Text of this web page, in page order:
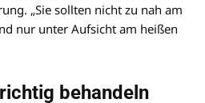
„Sie sollten nicht zu nah am
nur unter Aufsicht am heißen
behandeln